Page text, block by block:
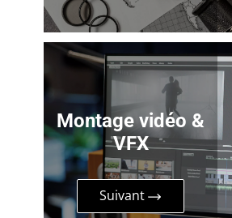
Montage vidéo &
VFX
Suivant